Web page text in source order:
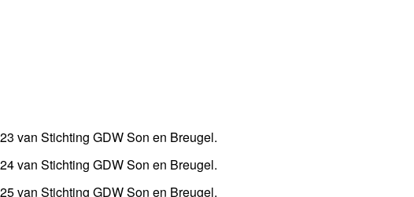
van Stichting GDW Son en Breugel.
van Stichting GDW Son en Breugel.
van Stichting GDW Son en Breugel.